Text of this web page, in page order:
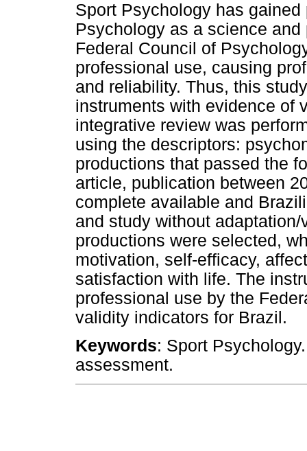
Sport Psychology has
Psychology as a science
Federal Council of
professional use, causing
and reliability. Thus, this
instruments with evidence of
integrative review was
using the descriptors:
productions that passed the
article, publication between
complete available and
and study without
productions were selected,
motivation, self-efficacy,
satisfaction with life. The
professional use by the
validity indicators for Brazil.
Keywords: Sport
assessment.